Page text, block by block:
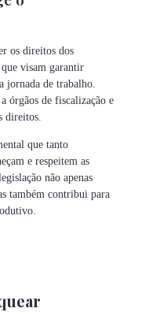
os direitos dos
visam garantir
jornada de trabalho.
órgãos de fiscalização e
direitos.
que tanto
e respeitem as
não apenas
também contribui para